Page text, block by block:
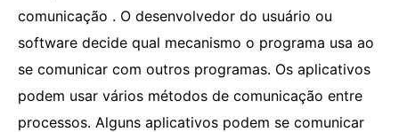
comunicação . O desenvolvedor do usuário ou
software decide qual mecanismo o programa usa ao
se comunicar com outros programas. Os aplicativos
podem usar vários métodos de comunicação entre
processos. Alguns aplicativos podem se comunicar